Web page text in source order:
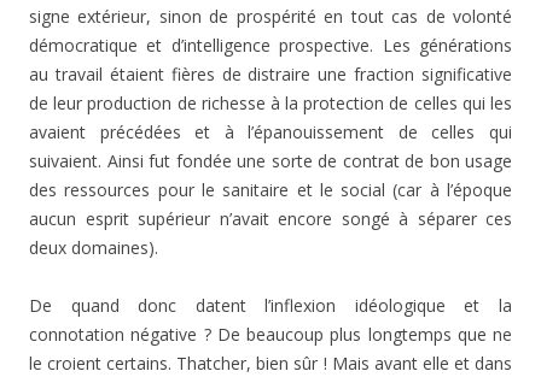
signe extérieur, sinon de prospérité en tout cas de volonté
démocratique et d’intelligence prospective. Les générations
au travail étaient fières de distraire une fraction significative
de leur production de richesse à la protection de celles qui les
avaient précédées et à l’épanouissement de celles qui
suivaient. Ainsi fut fondée une sorte de contrat de bon usage
des ressources pour le sanitaire et le social (car à l’époque
aucun esprit supérieur n’avait encore songé à séparer ces
deux domaines).
De quand donc datent l’inflexion idéologique et la
connotation négative ? De beaucoup plus longtemps que ne
le croient certains. Thatcher, bien sûr ! Mais avant elle et dans